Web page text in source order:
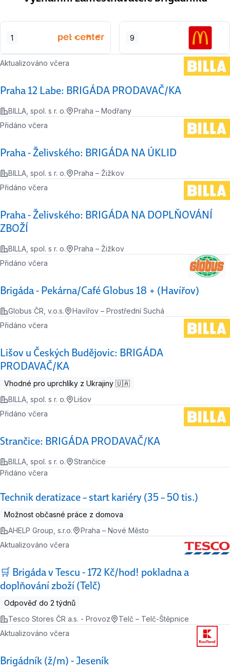
1 9
Praha 12 Labe: BRIGÁDA PRODAVAČ/KA
Aktualizováno včera
BILLA, spol. s r. o. Praha – Modřany
Praha - Želivského: BRIGÁDA NA ÚKLID
Přidáno včera
BILLA, spol. s r. o. Praha – Žižkov
Praha - Želivského: BRIGÁDA NA DOPLŇOVÁNÍ
ZBOŽÍ
Přidáno včera
BILLA, spol. s r. o. Praha – Žižkov
Brigáda - Pekárna/Café Globus 18 + (Havířov)
Přidáno včera
Globus ČR, v.o.s. Havířov – Prostřední Suchá
Lišov u Českých Budějovic: BRIGÁDA
PRODAVAČ/KA
Přidáno včera
Vhodné pro uprchlíky z Ukrajiny 🇺🇦
BILLA, spol. s r. o.
Lišov
Strančice: BRIGÁDA PRODAVAČ/KA
Přidáno včera
BILLA, spol. s r. o. Strančice
Technik deratizace – start kariéry (35 – 50 tis.)
Přidáno včera
Možnost občasné práce z domova
AHELP Group, s.r.o.
Praha – Nové Město
🛒 Brigáda v Tescu - 172 Kč/hod! pokladna a
doplňování zboží (Telč)
Aktualizováno včera
Odpověď do 2 týdnů
Tesco Stores ČR a.s. - Provoz
Telč – Telč-Štěpnice
Brigádník (ž/m) - Jeseník
Aktualizováno včera